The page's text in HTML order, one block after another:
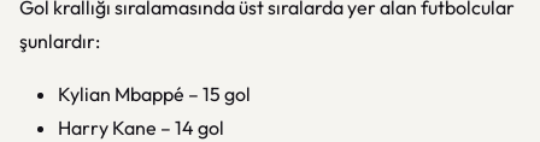
Gol krallığı sıralamasında üst sıralarda yer alan futbolcular
şunlardır:
Kylian Mbappé – 15 gol
Harry Kane – 14 gol